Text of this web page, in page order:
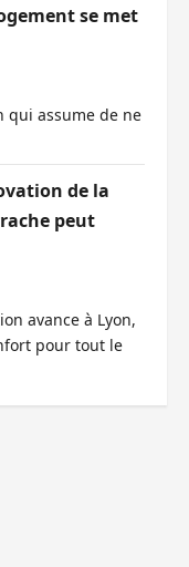
se met
qui assume de ne
de la
peut
avance à Lyon,
pour tout le